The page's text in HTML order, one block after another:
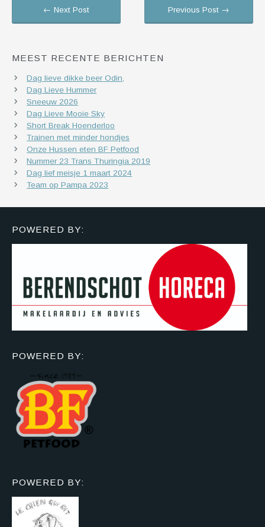
← Next Post Previous Post →
MEEST RECENTE BERICHTEN
Dag lieve dikke beer Odin,
Dag Lieve Hummer
Sneeuw 2026
Dag Lieve Mooie Sky
Short Break Hoenderloo
Trainen met minder hondjes
Onze Hussen eten BF Petfood
Nummer 23 Trans Thuringia 2019
Dag lief meisje 1 maart 2024
Team op Pampa 2023
POWERED BY:
POWERED BY:
POWERED BY: